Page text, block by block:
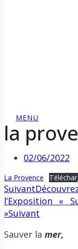
MENU
la
02/06/2022
La Provence
Suivant
l’Exposition «
»Suivant
Sauver la mer,